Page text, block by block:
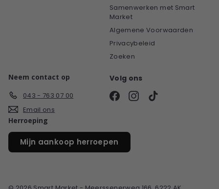
Samenwerken met Smart
Market
Algemene Voorwaarden
Privacybeleid
Zoeken
Neem contact op
043 - 763 07 00
Email ons
Volg ons
FacebookInstagram
TikTok
Herroeping
Mijn aankoop herroepen